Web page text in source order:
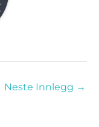
Neste Innlegg →